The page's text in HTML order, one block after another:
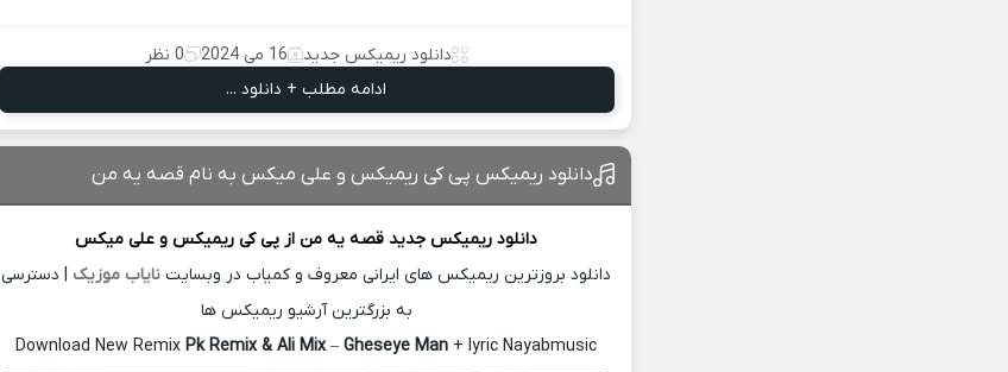
دانلود ریمیکس جدید 16 می 2024
0 نظر
ادامه مطلب + دانلود ...
دانلود ریمیکس پی کی ریمیکس و علی میکس به نام قصه یه من
دانلود ریمیکس جدیدقصه یه من از پی کی ریمیکس و علی میکس
دانلود بروزترین ریمیکس های ایرانی معروف و کمیاب در وبسایت نایاب موزیک | دسترسی
به بزرگترین آرشیو ریمیکس ها
Download New RemixPk Remix & Ali Mix–Gheseye Man + lyric Nayabmusic